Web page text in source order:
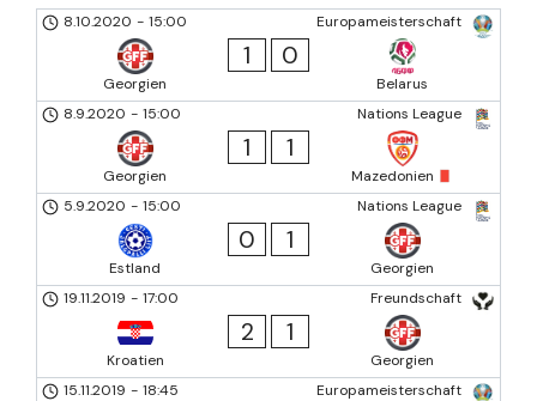
Europameisterschaft
8.10.2020 - 15:00
Georgien
1 0
Belarus
Nations League
8.9.2020 - 15:00
Georgien
1 1
Mazedonien
Nations League
5.9.2020 - 15:00
Estland
0 1
Georgien
Freundschaft
19.11.2019 - 17:00
Kroatien
2 1
Georgien
Europameisterschaft
15.11.2019 - 18:45